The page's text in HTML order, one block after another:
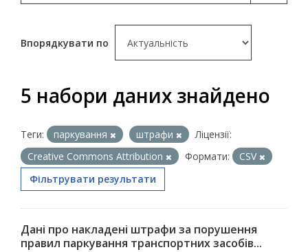
Впорядкувати по
5 набори даних знайдено
Теги: паркування штрафи
Ліцензії:
Creative Commons Attribution
Формати:
CSV
Фільтрувати результати
Дані про накладені штрафи за порушення
правил паркування транспортних засобів...